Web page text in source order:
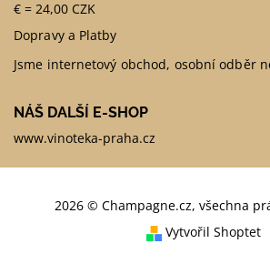
€ = 24,00 CZK
Dopravy a Platby
Jsme internetový obchod, osobní odběr
NÁŠ DALŠÍ E-SHOP
www.vinoteka-praha.cz
2026 © Champagne.cz, všechna
Vytvořil Shoptet